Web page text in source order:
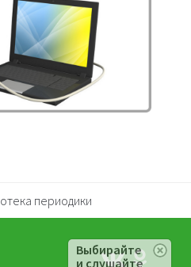
периодики
Выбирайте
и слушайте